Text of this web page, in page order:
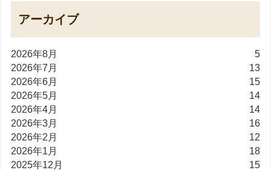
アーカイブ
2026年8月
5
2026年7月
13
2026年6月
15
2026年5月
14
2026年4月
14
2026年3月
16
2026年2月
12
2026年1月
18
2025年12月
15